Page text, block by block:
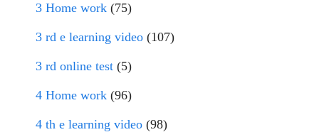
3 Home work (75)
3 rd e learning video (107)
3 rd online test (5)
4 Home work (96)
4 th e learning video (98)